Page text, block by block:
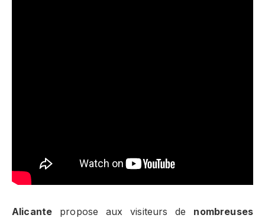
Alicante propose aux visiteurs de nombreuses